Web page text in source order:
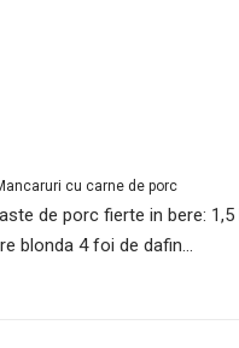
cu carne de porc
de porc fierte in bere:
blonda 4 foi de dafin...